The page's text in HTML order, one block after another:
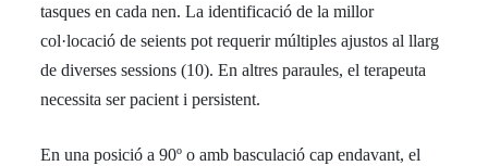
tasques en cada nen. La identificació de la millor
col·locació de seients pot requerir múltiples ajustos al llarg
de diverses sessions (10). En altres paraules, el terapeuta
necessita ser pacient i persistent.
En una posició a 90º o amb basculació cap endavant, el